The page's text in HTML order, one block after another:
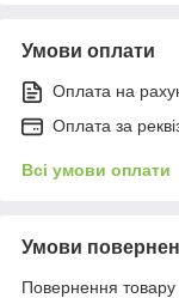
Умови оплати
Оплата на
Оплата за
Всі умови оплати
Умови
Повернення